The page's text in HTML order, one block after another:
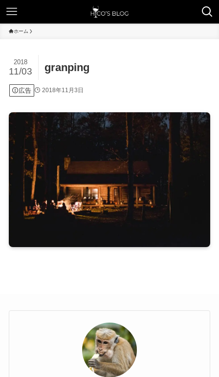
ホーム
granping
2018
11/03
広告 2018年11月3日